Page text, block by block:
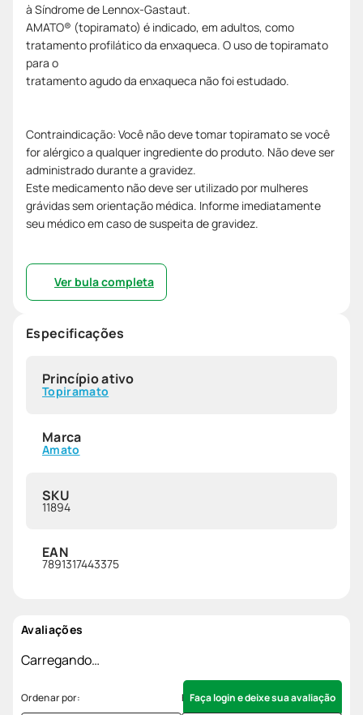
à Síndrome de Lennox-Gastaut.
AMATO® (topiramato) é indicado, em adultos, como
tratamento profilático da enxaqueca. O uso de topiramato
para o
tratamento agudo da enxaqueca não foi estudado.
Contraindicação: Você não deve tomar topiramato se você
for alérgico a qualquer ingrediente do produto. Não deve ser
administrado durante a gravidez.
Este medicamento não deve ser utilizado por mulheres
grávidas sem orientação médica. Informe imediatamente
seu médico em caso de suspeita de gravidez.
Ver bula completa
Especificações
Princípio ativo
Topiramato
Marca
Amato
SKU
11894
EAN
7891317443375
Avaliações
Carregando…
Faça login e deixe sua avaliação